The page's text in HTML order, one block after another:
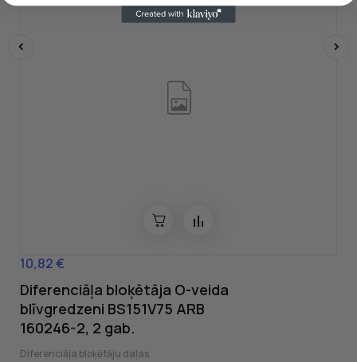
Cena
10,82 €
Diferenciāļa bloķētāja O-veida
blīvgredzeni BS151V75 ARB
160246-2, 2 gab.
Diferenciāļa bloķētāju daļas